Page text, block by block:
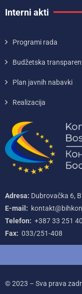
Interni akti
Programi rada
Budžetska
Plan javnih nabavki
Realizacija
Adresa: Dubrovačka 6,
E-mail:
Telefon: +387‌ 33‌ 251‌
Fax: 033/251-408
© 2023 – Sva prava